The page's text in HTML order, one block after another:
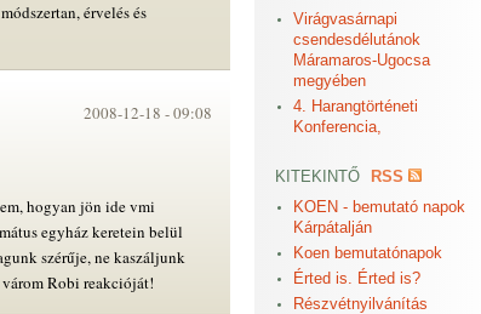
érvelés és
2008-12-18 -09:08
hogyan jön ide vmi
egyház keretein belül
szérűje, ne kaszáljunk
Robi reakcióját!
Virágvasárnapi
csendesdélutánok
Máramaros-Ugocsa
megyében
4. Harangtörténeti
Konferencia,
KITEKINTŐ
RSS
KOEN - bemutató napok
Kárpátalján
Koen bemutatónapok
Érted is. Érted is?
Részvétnyilvánítás